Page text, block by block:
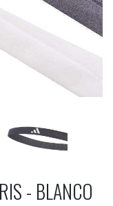
- BLANCO